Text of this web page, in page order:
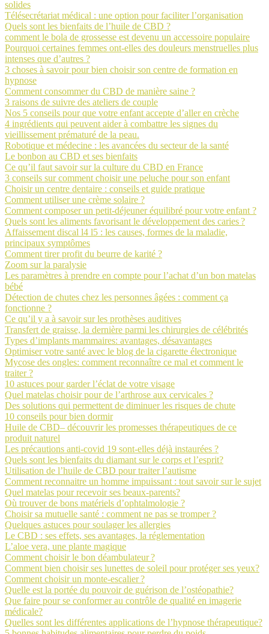
solides
Télésecrétariat médical : une option pour faciliter l’organisation
Quels sont les bienfaits de l’huile de CBD ?
comment le bola de grossesse est devenu un accessoire populaire
Pourquoi certaines femmes ont-elles des douleurs menstruelles plus
intenses que d’autres ?
3 choses à savoir pour bien choisir son centre de formation en
hypnose
Comment consommer du CBD de manière saine ?
3 raisons de suivre des ateliers de couple
Nos 5 conseils pour que votre enfant accepte d’aller en crèche
4 ingrédients qui peuvent aider à combattre les signes du
vieillissement prématuré de la peau.
Robotique et médecine : les avancées du secteur de la santé
Le bonbon au CBD et ses bienfaits
Ce qu’il faut savoir sur la culture du CBD en France
3 conseils sur comment choisir une peluche pour son enfant
Choisir un centre dentaire : conseils et guide pratique
Comment utiliser une crème solaire ?
Comment composer un petit-déjeuner équilibré pour votre enfant ?
Quels sont les aliments favorisant le développement des caries ?
Affaissement discal l4 l5 : les causes, formes de la maladie,
principaux symptômes
Comment tirer profit du beurre de karité ?
Zoom sur la paralysie
Les paramètres à prendre en compte pour l’achat d’un bon matelas
bébé
Détection de chutes chez les personnes âgées : comment ça
fonctionne ?
Ce qu’il y a à savoir sur les prothèses auditives
Transfert de graisse, la dernière parmi les chirurgies de célébrités
Types d’implants mammaires: avantages, désavantages
Optimiser votre santé avec le blog de la cigarette électronique
Mycose des ongles: comment reconnaître ce mal et comment le
traiter ?
10 astuces pour garder l’éclat de votre visage
Quel matelas choisir pour de l’arthrose aux cervicales ?
Des solutions qui permettent de diminuer les risques de chute
10 conseils pour bien dormir
Huile de CBD– découvrir les promesses thérapeutiques de ce
produit naturel
Les précautions anti-covid 19 sont-elles déjà instaurées ?
Quels sont les bienfaits du diamant sur le corps et l’esprit?
Utilisation de l’huile de CBD pour traiter l’autisme
Comment reconnaitre un homme impuissant : tout savoir sur le sujet
Quel matelas pour recevoir ses beaux-parents?
Où trouver de bons matériels d’ophtalmologie ?
Choisir sa mutuelle santé : comment ne pas se tromper ?
Quelques astuces pour soulager les allergies
Le CBD : ses effets, ses avantages, la réglementation
L’aloe vera, une plante magique
Comment choisir le bon déambulateur ?
Comment bien choisir ses lunettes de soleil pour protéger ses yeux?
Comment choisir un monte-escalier ?
Quelle est la portée du pouvoir de guérison de l’ostéopathie?
Que faire pour se conformer au contrôle de qualité en imagerie
médicale?
Quelles sont les différentes applications de l’hypnose thérapeutique?